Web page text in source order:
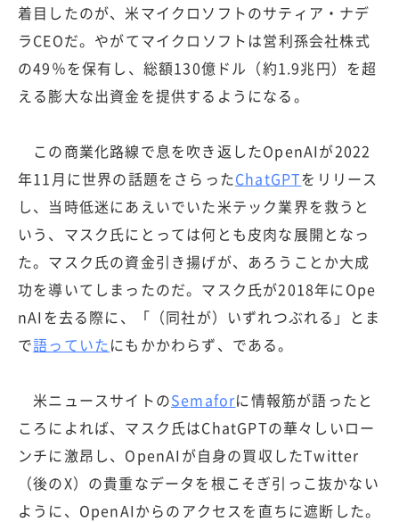
着目したのが、米マイクロソフトのサティア・ナデ
ラCEOだ。やがてマイクロソフトは営利孫会社株式
の49％を保有し、総額130億ドル（約1.9兆円）を超
える膨大な出資金を提供するようになる。
この商業化路線で息を吹き返したOpenAIが2022
年11月に世界の話題をさらったChatGPTをリリース
し、当時低迷にあえいでいた米テック業界を救うと
いう、マスク氏にとっては何とも皮肉な展開となっ
た。マスク氏の資金引き揚げが、あろうことか大成
功を導いてしまったのだ。マスク氏が2018年にOpe
nAIを去る際に、「（同社が）いずれつぶれる」とま
で語っていたにもかかわらず、である。
米ニュースサイトのSemaforに情報筋が語ったと
ころによれば、マスク氏はChatGPTの華々しいロー
ンチに激昂し、OpenAIが自身の買収したTwitter
（後のX）の貴重なデータを根こそぎ引っこ抜かない
ように、OpenAIからのアクセスを直ちに遮断した。